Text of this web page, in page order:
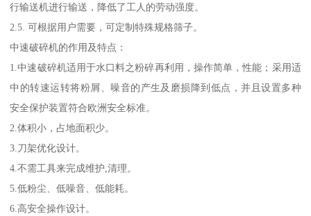
行输送机进行输送，降低了工人的劳动强度。
2.5. 可根据用户需要，可定制特殊规格筛子。
中速破碎机的作用及特点：
1.中速破碎机适用于水口料之粉碎再利用，操作简单，性能；采用适
中的转速运转将粉屑、噪音的产生及磨损降到低点，并且设置多种
安全保护装置符合欧洲安全标准。
2.体积小，占地面积少。
3.刀架优化设计。
4.不需工具来完成维护,清理。
5.低粉尘、低噪音、低能耗。
6.高安全操作设计。